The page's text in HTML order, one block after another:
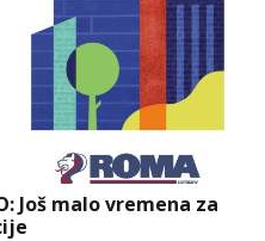
Još malo vremena za